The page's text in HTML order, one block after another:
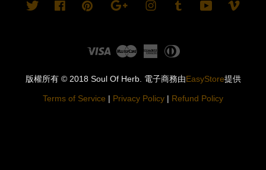
Twitter FacebookPinterest Google InstagramTumblr YouTube
Visa Master AmericanDiners
版權所有 © 2018 Soul Of Herb. 電子商務由 EasyStore提供
Terms of Service Privacy Policy Refund Policy